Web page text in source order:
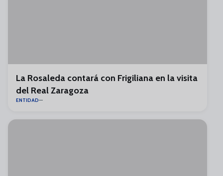
La Rosaleda contará con Frigiliana en la visita
del Real Zaragoza
ENTIDAD